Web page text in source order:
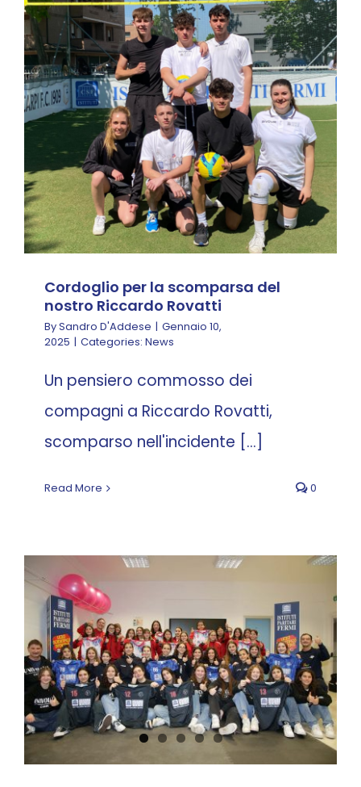
Cordoglio per la
scomparsa del nostro
Riccardo Rovatti
News
Cordoglio per la scomparsa del
nostro Riccardo Rovatti
BySandro D'Addese | Gennaio 10,
2025 | Categories: News
Un pensiero commosso dei
compagni a Riccardo Rovatti,
scomparso nell'incidente [...]
Read More 0
L’Istituto Paritario
Fermi di Carpi premia
le atlete della
pallavolo
News